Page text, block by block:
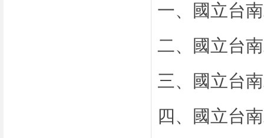
一、
國立台
二、
國立台
三、
國立台
四、
國立台